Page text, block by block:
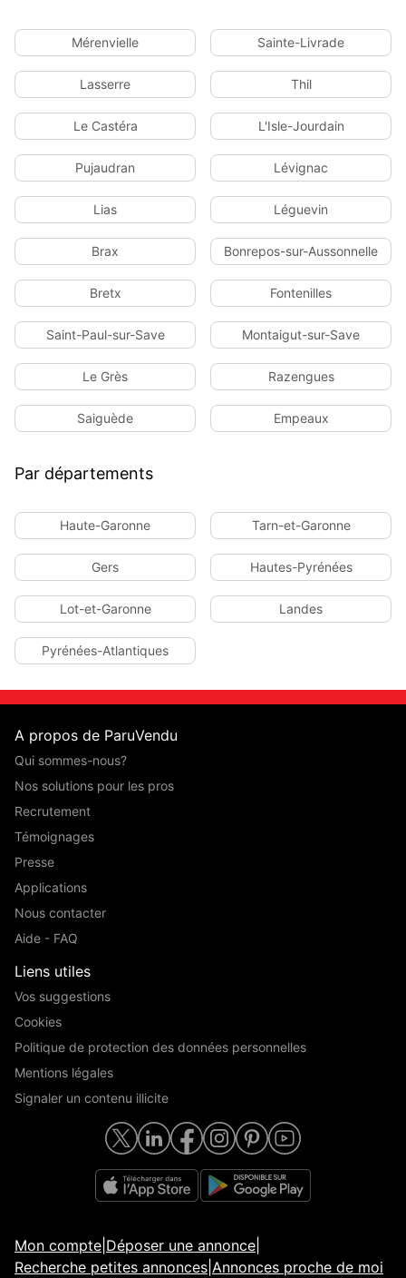
Mérenvielle Sainte-Livrade
Lasserre Thil
Le Castéra L'Isle-Jourdain
Pujaudran Lévignac
Lias Léguevin
Brax Bonrepos-sur-Aussonnelle
Bretx Fontenilles
Saint-Paul-sur-Save Montaigut-sur-Save
Le Grès Razengues
Saiguède Empeaux
Par départements
Haute-Garonne Tarn-et-Garonne
Gers Hautes-Pyrénées
Lot-et-Garonne Landes
Pyrénées-Atlantiques
A propos de ParuVendu
Qui sommes-nous?
Nos solutions pour les pros
Recrutement
Témoignages
Presse
Applications
Nous contacter
Aide - FAQ
Liens utiles
Vos suggestions
Cookies
Politique de protection des données personnelles
Mentions légales
Signaler un contenu illicite
Mon compte Déposer une annonce
Recherche petites annonces Annonces proche de moi